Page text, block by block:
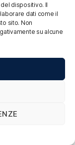
dispositivo. Il
dati come il
sito. Non
su alcune